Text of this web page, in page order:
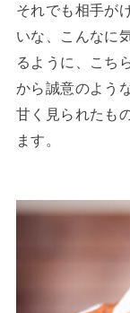
それでも相手が
いな、こんなに
るように、こち
から誠意のよう
甘く見られたも
ます。